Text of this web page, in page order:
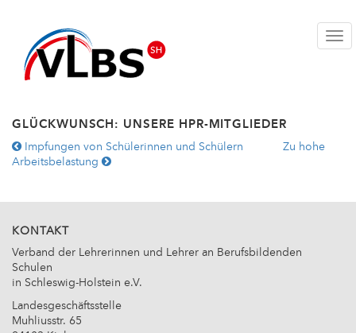
GLÜCKWUNSCH: UNSERE HPR-MITGLIEDER
WEITERE
ARTIKEL:
Impfungen von Schülerinnen und Schülern
Zu hohe
Arbeitsbelastung
KONTAKT
Verband der Lehrerinnen und Lehrer an Berufsbildenden
Schulen
in Schleswig-Holstein e.V.
Landesgeschäftsstelle
Muhliusstr. 65